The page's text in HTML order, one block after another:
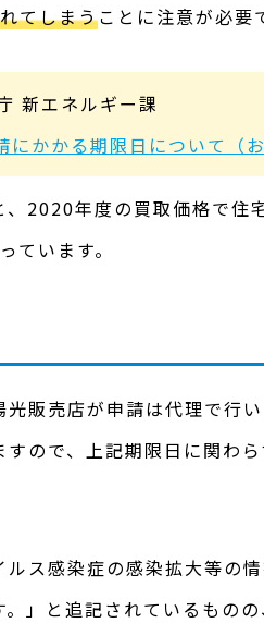
てしまうことに注意が必要
新エネルギー課
かかる期限日について（お
、2020年度の買取価格で
います。
販売店が申請は代理で行
ので、上記期限日に関わ
ス感染症の感染拡大等の
」と追記されているものの